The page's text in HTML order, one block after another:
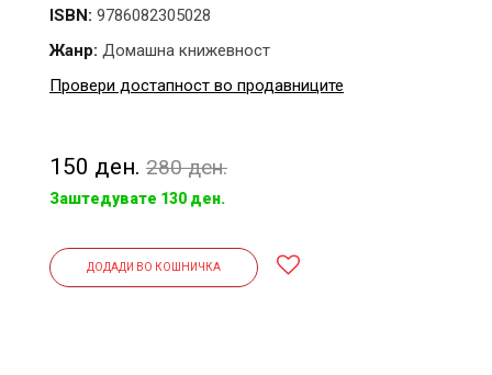
ISBN: 9786082305028
Жанр: Домашна книжевност
Провери достапност во продавниците
150 ден. 280 ден.
Заштедувате 130 ден.
ДОДАДИ ВО КОШНИЧКА